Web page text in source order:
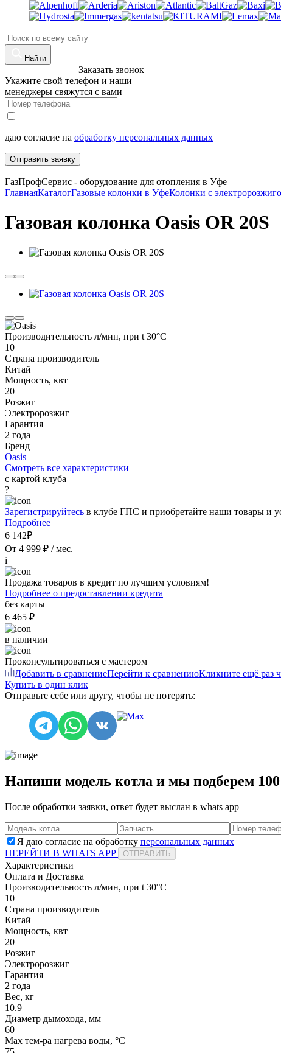
Найти
Заказать звонок
Укажите свой телефон и наши
менеджеры свяжутся с вами
даю согласие на обработку персональных данных
Отправить заявку
ГазПрофСервис - оборудование для отопления в Уфе
ГлавнаяКаталогГазовые колонки в УфеКолонки с
Газовая колонка Oasis OR 20S
Производительность л/мин, при t 30°C
10
Страна производитель
Китай
Мощность, квт
20
Розжиг
Электророзжиг
Гарантия
2 года
Бренд
Oasis
Смотреть все характеристики
с картой клуба
?
Зарегистрируйтесь в клубе ГПС и приобретайте наши товары и
Подробнее
6 142₽
От 4 999 ₽ / мес.
i
Продажа товаров в кредит по лучшим условиям!
Подробнее о предоставлении кредита
без карты
6 465 ₽
в наличии
Проконсультироваться с мастером
Добавить в сравнениеПерейти к сравнениюКликните ещё раз
Купить в один клик
Отправьте себе или другу, чтобы не потерять:
Напиши модель котла и мы подберем
После обработки заявки, ответ будет выслан в whats app
Я даю согласие на обработку персональных данных
ПЕРЕЙТИ В WHATS APP
ОТПРАВИТЬ
Характеристики
Оплата и Доставка
Производительность л/мин, при t 30°C
10
Страна производитель
Китай
Мощность, квт
20
Розжиг
Электророзжиг
Гарантия
2 года
Вес, кг
10.9
Диаметр дымохода, мм
60
Мах тем-ра нагрева воды, °С